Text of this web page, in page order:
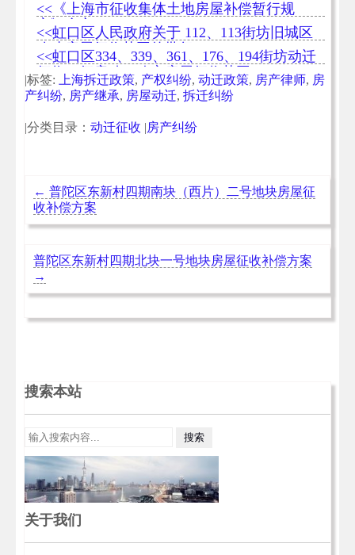
<<《上海市征收集体土地房屋补偿暂行规
定》全文
<<虹口区人民政府关于 112、113街坊旧城区
改建房屋征收范围的批复
<<虹口区334、339、361、176、194街坊动迁
征收一征启动，确定房屋征收范围
|标签: 上海拆迁政策, 产权纠纷, 动迁政策, 房产律师, 房
产纠纷, 房产继承, 房屋动迁, 拆迁纠纷
|分类目录： 动迁征收 |房产纠纷
← 普陀区东新村四期南块（西片）二号地块房屋征
收补偿方案
普陀区东新村四期北块一号地块房屋征收补偿方案
→
搜索本站
关于我们